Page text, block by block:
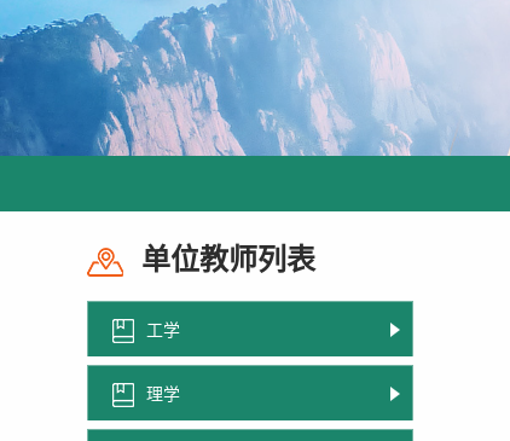
单位教师列表
工学
理学